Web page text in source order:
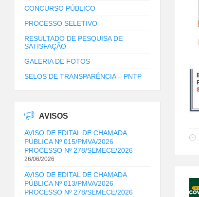
CONCURSO PÚBLICO
PROCESSO SELETIVO
RESULTADO DE PESQUISA DE
SATISFAÇÃO
GALERIA DE FOTOS
SELOS DE TRANSPARÊNCIA – PNTP
AVISOS
AVISO DE EDITAL DE CHAMADA
PÚBLICA Nº 015/PMVA/2026
PROCESSO Nº 278/SEMECE/2026
26/06/2026
AVISO DE EDITAL DE CHAMADA
PÚBLICA Nº 013/PMVA/2026
PROCESSO Nº 278/SEMECE/2026